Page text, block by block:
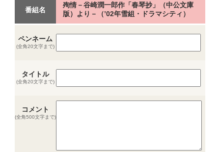
番組名
殉情－谷崎潤一郎作「春琴抄」（中公文庫
版）より－（’02年雪組・ドラマシティ）
ペンネーム
(全角20文字まで)
タイトル
(全角20文字まで)
コメント
(全角500文字まで)